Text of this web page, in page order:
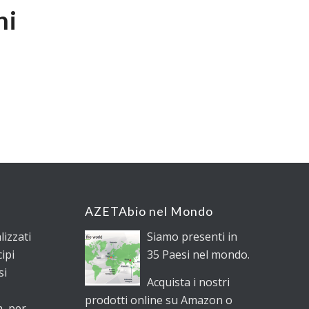
AZETAbio nel Mondo
Siamo presenti in
35 Paesi nel mondo.
Acquista i nostri
prodotti online su Amazon o